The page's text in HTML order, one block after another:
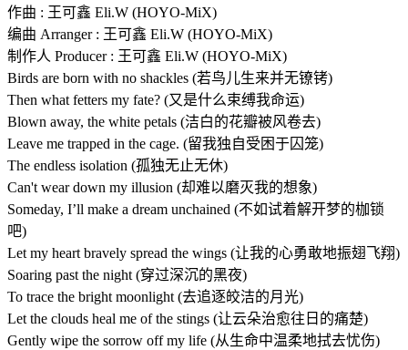
作曲 : 王可鑫 Eli.W (HOYO-MiX)
编曲 Arranger : 王可鑫 Eli.W (HOYO-MiX)
制作人 Producer : 王可鑫 Eli.W (HOYO-MiX)
Birds are born with no shackles (若鸟儿生来并无镣铐)
Then what fetters my fate? (又是什么束缚我命运)
Blown away, the white petals (洁白的花瓣被风卷去)
Leave me trapped in the cage. (留我独自受困于囚笼)
The endless isolation (孤独无止无休)
Can't wear down my illusion (却难以磨灭我的想象)
Someday, I’ll make a dream unchained (不如试着解开梦的枷锁
吧)
Let my heart bravely spread the wings (让我的心勇敢地振翅飞翔)
Soaring past the night (穿过深沉的黑夜)
To trace the bright moonlight (去追逐皎洁的月光)
Let the clouds heal me of the stings (让云朵治愈往日的痛楚)
Gently wipe the sorrow off my life (从生命中温柔地拭去忧伤)